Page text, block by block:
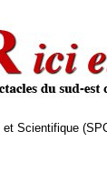
Scientifique